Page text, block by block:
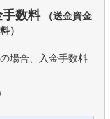
数料（送金資金
）
場合、入金手数料